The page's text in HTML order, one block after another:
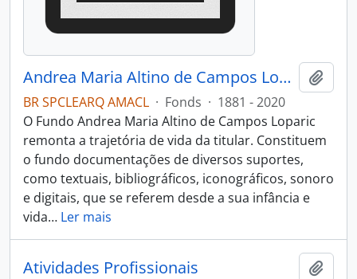
Andrea Maria Altino de Campos Loparic
BR SPCLEARQ AMACL · Fonds · 1881 - 2020
O Fundo Andrea Maria Altino de Campos Loparic
remonta a trajetória de vida da titular. Constituem
o fundo documentações de diversos suportes,
como textuais, bibliográficos, iconográficos, sonoro
e digitais, que se referem desde a sua infância e
vida… Ler mais
Atividades Profissionais